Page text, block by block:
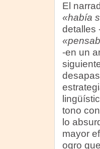
El
«había
detalles
-en un
tono
lo
mayor
ogro